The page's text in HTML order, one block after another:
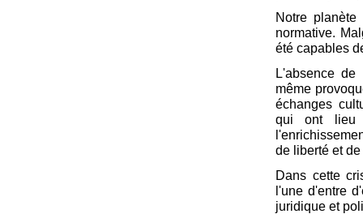
Notre
normative.
été capables
L'absence de
même
échanges
qui ont lieu
de liberté et
Dans cette
l'une d'entre
juridique et